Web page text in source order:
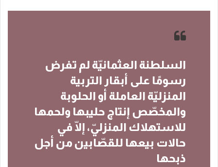
السلطنة العثمانيّة لم تفرض
رسومًا على أبقار التربية
المنزليّة العاملة أو الحلوبة
والمخصّص إنتاج حليبها ولحمها
للاستهلاك المنزليّ، إلّا في
حالات بيعها للقصّابين من أجل
ذبحها